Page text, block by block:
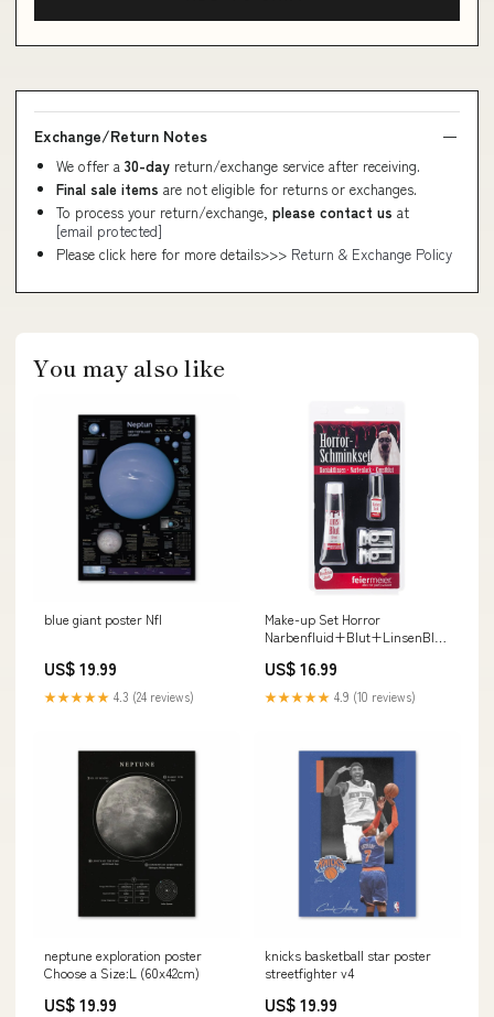
Exchange/Return Notes
We offer a 30-day return/exchange service after receiving.
Final sale items are not eligible for returns or exchanges.
To process your return/exchange, please contact us at
[email protected]
Please click here for more details>>> Return & Exchange Policy
You may also like
blue giant poster Nfl
US$ 19.99
★★★★★ 4.3 (24 reviews)
Make-up Set Horror
Narbenfluid+Blut+LinsenBlood
US$ 16.99
★★★★★ 4.9 (10 reviews)
neptune exploration poster
Choose a Size:L (60x42cm)
US$ 19.99
knicks basketball star poster
streetfighter v4
US$ 19.99